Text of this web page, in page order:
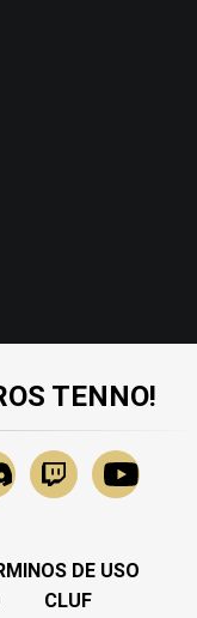
TENNO!
DE USO
CLUF